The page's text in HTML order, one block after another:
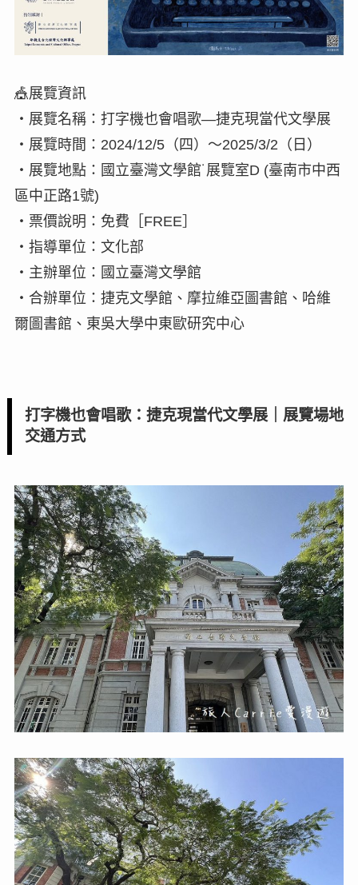
🎪展覽資訊
・展覽名稱：打字機也會唱歌—捷克現當代文學展
・展覽時間：2024/12/5（四）～2025/3/2（日）
・展覽地點：國立臺灣文學館˙展覽室D (臺南市中西
區中正路1號)
・票價說明：免費［FREE］
・指導單位：文化部
・主辦單位：國立臺灣文學館
・合辦單位：捷克文學館、摩拉維亞圖書館、哈維
爾圖書館、東吳大學中東歐研究中心
打字機也會唱歌：捷克現當代文學展｜展覽場地
交通方式